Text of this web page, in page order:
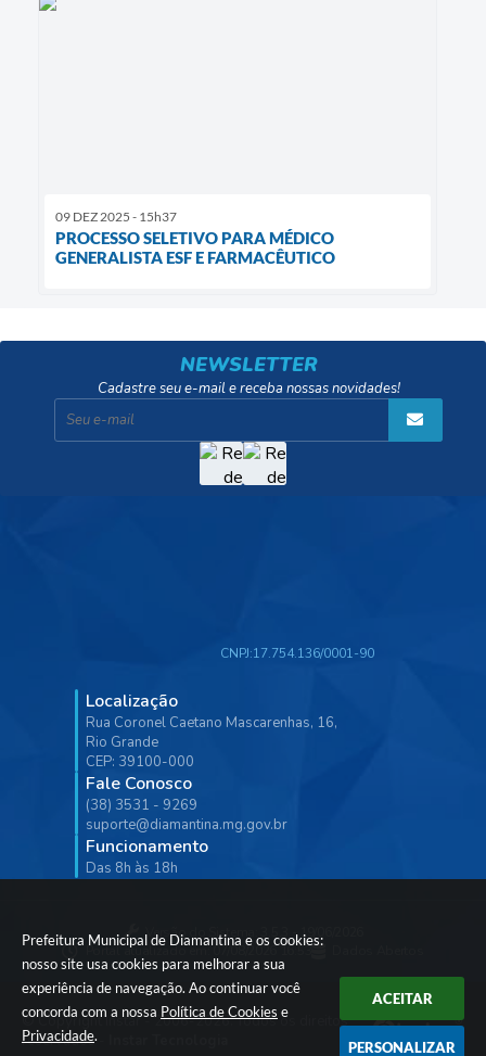
Prefeitura Municipal de Diamantina e os cookies:
nosso site usa cookies para melhorar a sua
experiência de navegação. Ao continuar você
concorda com a nossa Política de Cookies e
Privacidade.
ACEITAR
PERSONALIZAR
09 DEZ 2025 - 15h37
PROCESSO SELETIVO PARA MÉDICO
GENERALISTA ESF E FARMACÊUTICO
NEWSLETTER
Cadastre seu e-mail e receba nossas novidades!
Localização
Rua Coronel Caetano Mascarenhas, 16,
Rio Grande
CEP: 39100-000
Fale Conosco
(38) 3531 - 9269
suporte@diamantina.mg.gov.br
Funcionamento
Das 8h às 18h
CNPJ:17.754.136/0001-90
Versão do Sistema:
3.5.3 - 19/06/2026
Portal atualizado em:07/08/2026 16:53
© Copyright Instar - 2006-2026. Todos os direitos
reservados -